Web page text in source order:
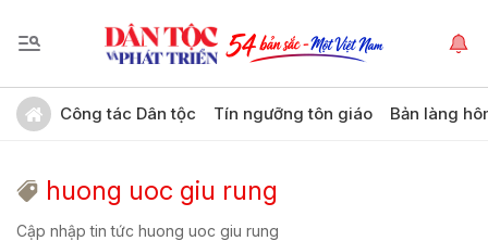
Công tác Dân tộc Tín ngưỡng tôn giáo Bản làng
huong uoc giu rung
Cập nhập tin tức huong uoc giu rung